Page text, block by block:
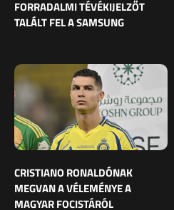
FORRADALMI TÉVÉKIJELZŐT
TALÁLT FEL A SAMSUNG
CRISTIANO RONALDÓNAK
MEGVAN A VÉLEMÉNYE A
MAGYAR FOCISTÁRÓL